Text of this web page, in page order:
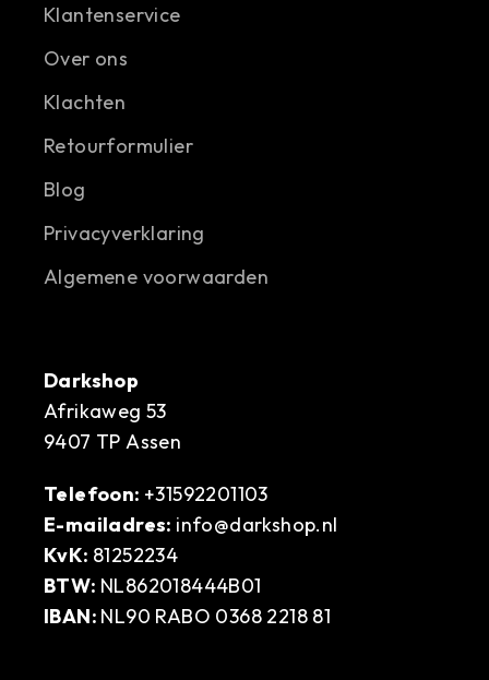
Klantenservice
Over ons
Klachten
Retourformulier
Blog
Privacyverklaring
Algemene voorwaarden
Darkshop
Afrikaweg 53
9407 TP Assen
Telefoon: +31592201103
E-mailadres: info@darkshop.nl
KvK: 81252234
BTW: NL862018444B01
IBAN: NL90 RABO 0368 2218 81